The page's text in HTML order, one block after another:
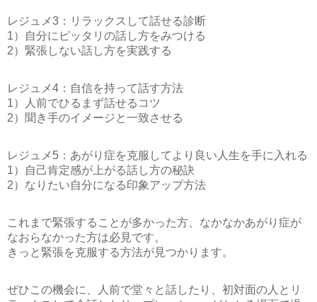
レジュメ3：リラックスして話せる診断
1）自分にピッタリの話し方をみつける
2）緊張しない話し方を実践する
レジュメ4：自信を持って話す方法
1）人前でひるまず話せるコツ
2）聞き手のイメージと一致させる
レジュメ5：あがり症を克服してより良い人生を手に入れる
1）自己肯定感が上がる話し方の秘訣
2）なりたい自分になる印象アップ方法
これまで緊張することが多かった方、なかなかあがり症が
なおらなかった方は必見です。
きっと緊張を克服する方法が見つかります。
ぜひこの機会に、人前で堂々と話したり、初対面の人とリ